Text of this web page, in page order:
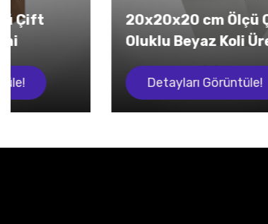
20x20x20 cm Ölçü Çift
Oluklu Beyaz Koli Üretimi
Detayları Görüntüle!